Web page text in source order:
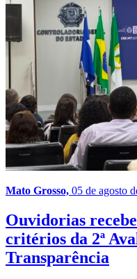
Mato Grosso, 05 de agosto
Ouvidorias
critérios da 2ª
Transparência